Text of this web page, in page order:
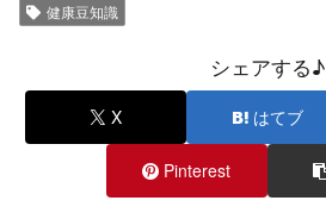
健康豆知識
シェアする♪
X はてブ
Pinterest